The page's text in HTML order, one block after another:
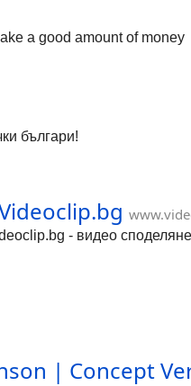
a good amount of money
българи!
- видео
| Concept